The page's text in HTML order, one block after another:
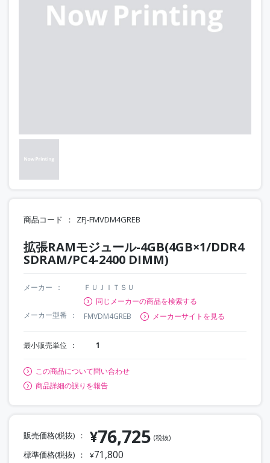
商品コード ZFJ-FMVDM4GREB
拡張RAMモジュール-4GB(4GB×1/DDR4
SDRAM/PC4-2400 DIMM)
メーカー
ＦＵＪＩＴＳＵ
同じメーカーの商品を検索する
メーカー型番
FMVDM4GREB メーカーサイトを見る
最小販売単位 1
この商品について問い合わせ
商品詳細の誤りを報告
販売価格(税抜) ¥76,725 (税抜)
標準価格(税抜) ¥71,800